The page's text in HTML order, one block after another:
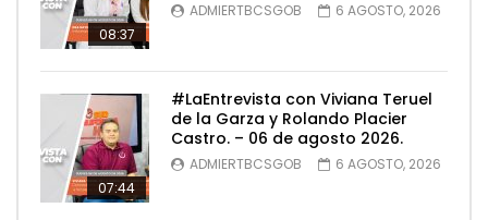
08:37
ADMIERTBCSGOB 6 AGOSTO, 2026
07:44
#LaEntrevista con Viviana Teruel
de la Garza y Rolando Placier
Castro. – 06 de agosto 2026.
ADMIERTBCSGOB 6 AGOSTO, 2026